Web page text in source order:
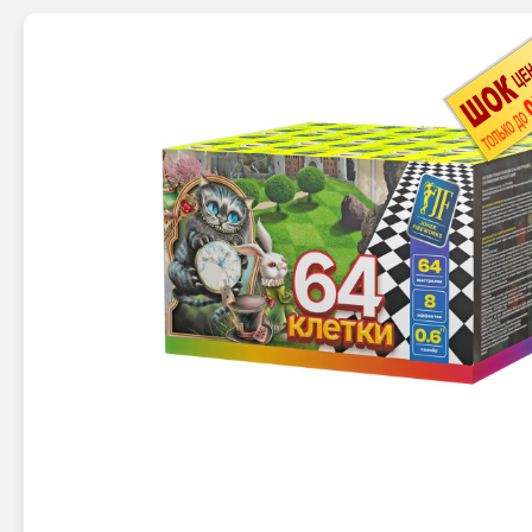
Фейерверк-шоу
Батареи салютов
Цветной дым
Батареи салютов
Маленькие фейерверки
Петарды
Терочные
Корсары
Жуки